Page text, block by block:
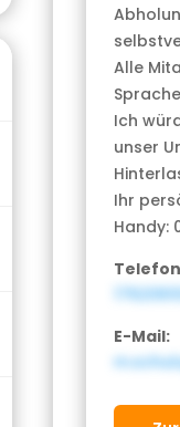
Alle
Ich
unser
Ihr
Handy:
E-Mail: